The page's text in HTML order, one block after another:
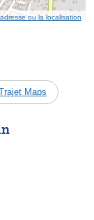
ou la localisation
Maps